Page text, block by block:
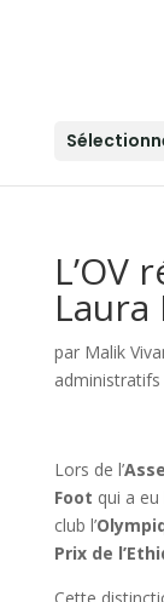
L’OV
Laura
par Malik
administratifs
Lors de l’
Foot qui a
club l’
Prix de